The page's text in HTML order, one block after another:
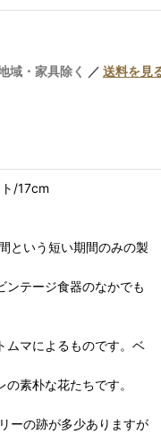
域・家具除く ／ 送料を見
/17cm
という短い期間のみの製
ンテージ食器のなかでも
ムマによるものです。ベ
素朴な花たちです。
ーの跡が多少ありますが